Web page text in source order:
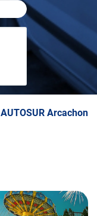
AUTOSUR Arcachon